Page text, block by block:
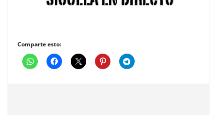
Comparte esto: